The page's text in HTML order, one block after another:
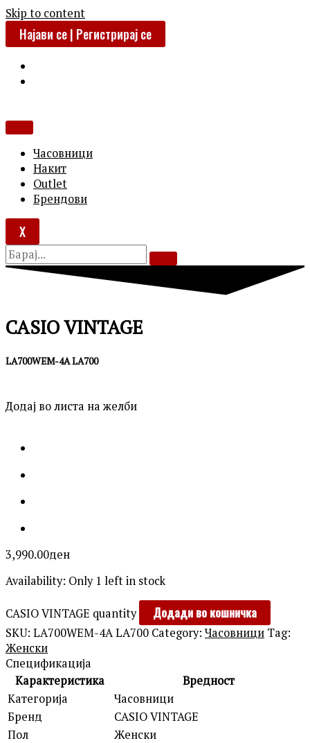
Skip to content
Најави се | Регистрирај се
Часовници
Накит
Outlet
Брендови
X
CASIO VINTAGE
LA700WEM-4A LA700
Додај во листа на желби
3,990.00ден
Availability: Only 1 left in stock
CASIO VINTAGE quantity Додади во кошничка
SKU: LA700WEM-4A LA700 Category: Часовници Tag:
Женски
Спецификација
Карактеристика
Вредност
Категорија
Часовници
Бренд
CASIO VINTAGE
Пол
Женски